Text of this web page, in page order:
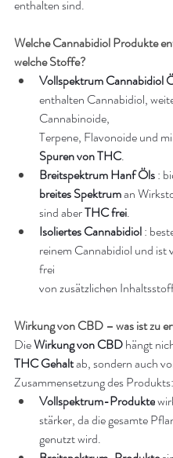
enthalten sind.
Welche Cannabidiol Produkte
welche Stoffe?
Vollspektrum Cannabidiol
enthalten Cannabidiol,
Cannabinoide,
Terpene, Flavonoide und
Spuren von THC.
Breitspektrum Hanf Öls :
breites Spektrum an
sind aber THC frei.
Isoliertes Cannabidiol :
reinem Cannabidiol und ist
frei
von zusätzlichen
Wirkung von CBD – was ist zu
Die Wirkung von CBD hängt
THC Gehalt ab, sondern auch
Zusammensetzung des Produkts:
Vollspektrum-Produkte
stärker, da die gesamte
genutzt wird.